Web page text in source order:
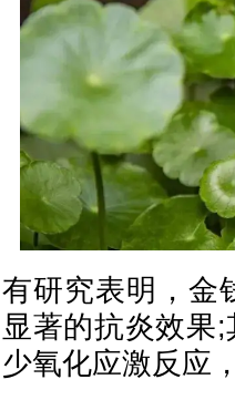
有研究表明，金
显著的抗炎效果
少氧化应激反应